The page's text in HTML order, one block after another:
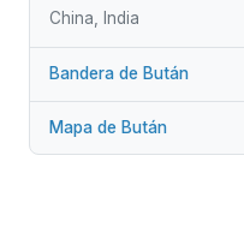
China, India
Bandera de Bután
Mapa de Bután